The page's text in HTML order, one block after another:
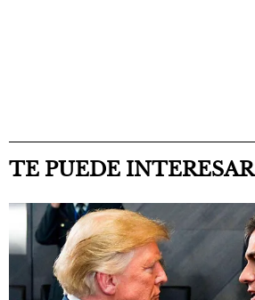
TE PUEDE INTERESAR